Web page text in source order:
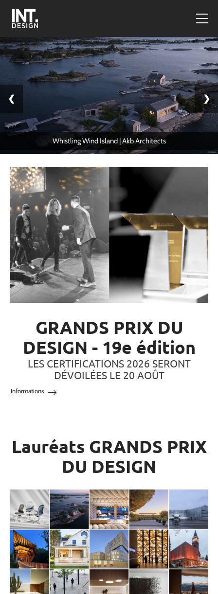
Whistling Wind Island | Akb Architects
❮ ❯
GRANDS PRIX DU
DESIGN - 19e édition
LES CERTIFICATIONS 2026 SERONT
DÉVOILÉES LE 20 AOÛT
Informations
Lauréats GRANDS PRIX
DU DESIGN